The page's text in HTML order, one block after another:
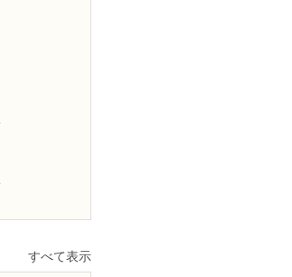
すべて表示